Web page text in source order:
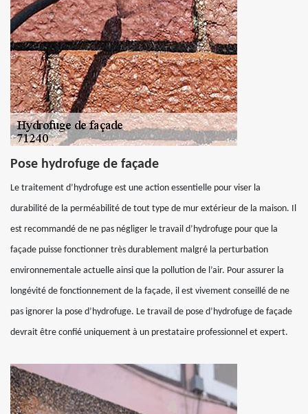
Pose hydrofuge de façade
Le traitement d’hydrofuge est une action essentielle pour viser la
durabilité de la perméabilité de tout type de mur extérieur de la maison. Il
est recommandé de ne pas négliger le travail d’hydrofuge pour que la
façade puisse fonctionner très durablement malgré la perturbation
environnementale actuelle ainsi que la pollution de l’air. Pour assurer la
longévité de fonctionnement de la façade, il est vivement conseillé de ne
pas ignorer la pose d’hydrofuge. Le travail de pose d’hydrofuge de façade
devrait être confié uniquement à un prestataire professionnel et expert.